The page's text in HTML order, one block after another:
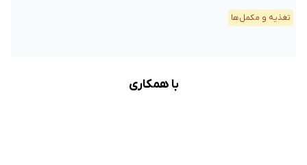
تغذیه و مکمل‌ها
با همکاری